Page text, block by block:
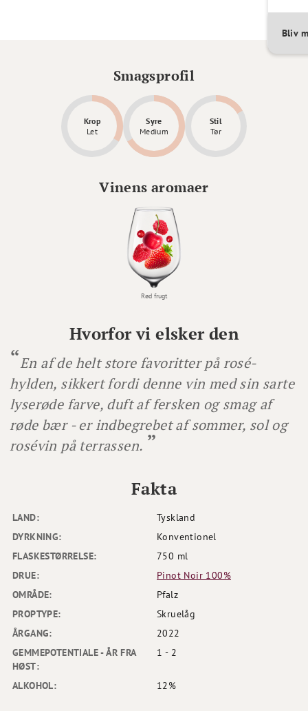
Bliv
Hvorfor vi elsker den
En af de helt store favoritter på rosé-
hylden, sikkert fordi denne vin med sin sarte
lyserøde farve, duft af fersken og smag af
røde bær - er indbegrebet af sommer, sol og
rosévin på terrassen.
LAND:
Tyskland
DYRKNING:
Konventionel
FLASKESTØRRELSE:
750 ml
DRUE:
Pinot Noir 100%
OMRÅDE:
Pfalz
PROPTYPE:
Skruelåg
ÅRGANG:
2022
GEMMEPOTENTIALE - ÅR FRA
HØST:
1 - 2
ALKOHOL: 12%
Fakta
Smagsprofil
Krop
Let
Syre
Medium
Stil
Tør
Vinens aromaer
Rød frugt